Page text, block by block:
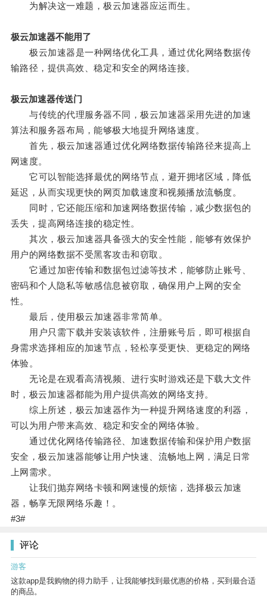
为解决这一难题，极云加速器应运而生。
极云加速器不能用了
极云加速器是一种网络优化工具，通过优化网络数据传
输路径，提供高效、稳定和安全的网络连接。
极云加速器传送门
与传统的代理服务器不同，极云加速器采用先进的加速
算法和服务器布局，能够极大地提升网络速度。
首先，极云加速器通过优化网络数据传输路径来提高上
网速度。
它可以智能选择最优的网络节点，避开拥堵区域，降低
延迟，从而实现更快的网页加载速度和视频播放流畅度。
同时，它还能压缩和加速网络数据传输，减少数据包的
丢失，提高网络连接的稳定性。
其次，极云加速器具备强大的安全性能，能够有效保护
用户的网络数据不受黑客攻击和窃取。
它通过加密传输和数据包过滤等技术，能够防止账号、
密码和个人隐私等敏感信息被窃取，确保用户上网的安全
性。
最后，使用极云加速器非常简单。
用户只需下载并安装该软件，注册账号后，即可根据自
身需求选择相应的加速节点，轻松享受更快、更稳定的网络
体验。
无论是在观看高清视频、进行实时游戏还是下载大文件
时，极云加速器都能为用户提供高效的网络支持。
综上所述，极云加速器作为一种提升网络速度的利器，
可以为用户带来高效、稳定和安全的网络体验。
通过优化网络传输路径、加速数据传输和保护用户数据
安全，极云加速器能够让用户快速、流畅地上网，满足日常
上网需求。
让我们抛弃网络卡顿和网速慢的烦恼，选择极云加速
器，畅享无限网络乐趣！。
#3#
评论
游客
这款app是我购物的得力助手，让我能够找到最优惠的价格，买到最合适
的商品。